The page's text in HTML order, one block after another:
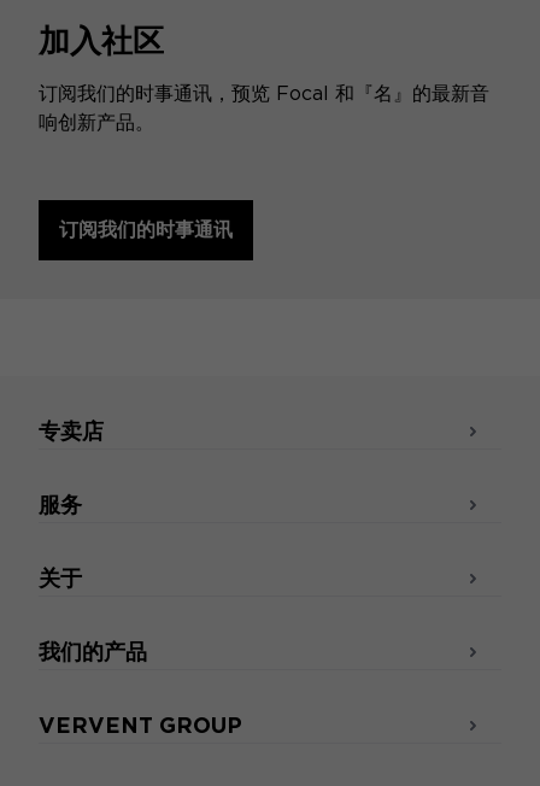
加入社区
订阅我们的时事通讯，预览 Focal 和『名』的最新音
响创新产品。
订阅我们的时事通讯
专卖店
服务
关于
我们的产品
VERVENT GROUP